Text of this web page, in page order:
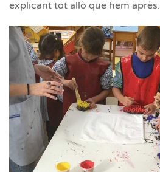
explicant tot allò que hem après.